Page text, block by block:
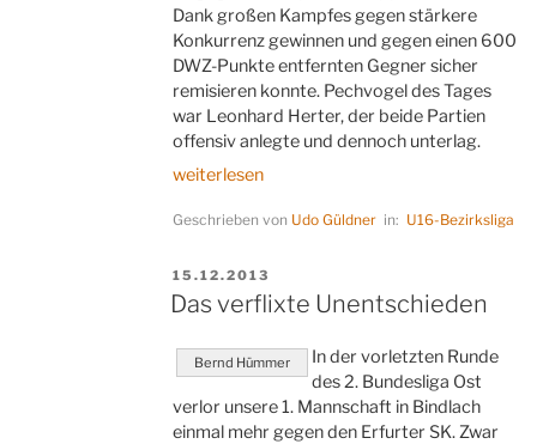
Dank großen Kampfes gegen stärkere
Konkurrenz gewinnen und gegen einen 600
DWZ-Punkte entfernten Gegner sicher
remisieren konnte. Pechvogel des Tages
war Leonhard Herter, der beide Partien
offensiv anlegte und dennoch unterlag.
„Ohne
kein
weiterlesen
Geschrieben von Udo Güldner in: U16-Bezirksliga
VERÖFFENTLICHT
AM
15.12.2013
Das verflixte Unentschieden
Bernd Hümmer
In der vorletzten Runde
des 2. Bundesliga Ost
verlor unsere 1. Mannschaft in Bindlach
einmal mehr gegen den Erfurter SK. Zwar